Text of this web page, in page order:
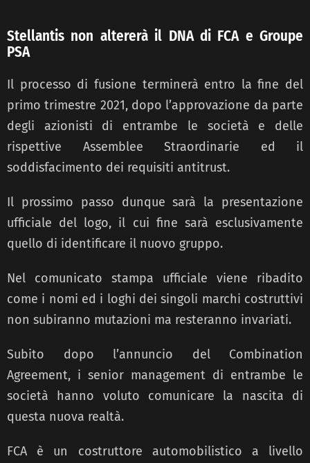
Stellantis non altererà il DNA di FCA e Groupe
PSA
Il processo di fusione terminerà entro la fine del
primo trimestre 2021, dopo l’approvazione da parte
degli azionisti di entrambe le società e delle
rispettive Assemblee Straordinarie ed il
soddisfacimento dei requisiti antitrust.
Il prossimo passo dunque sarà la presentazione
ufficiale del logo, il cui fine sarà esclusivamente
quello di identificare il nuovo gruppo.
Nel comunicato stampa ufficiale viene ribadito
come i nomi ed i loghi dei singoli marchi costruttivi
non subiranno mutazioni ma resteranno invariati.
Subito dopo l’annuncio del Combination
Agreement, i senior management di entrambe le
società hanno voluto comunicare la nascita di
questa nuova realtà.
FCA è un costruttore automobilistico a livello